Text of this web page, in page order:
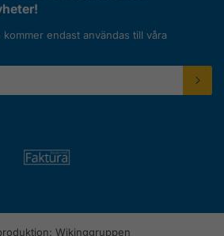
endast användas till våra
Wikinggruppen